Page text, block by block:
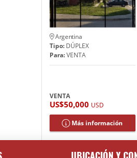
Argentina
Tipo:DÚPLEX
Para:VENTA
VENTA
US$50,000 USD
Más información